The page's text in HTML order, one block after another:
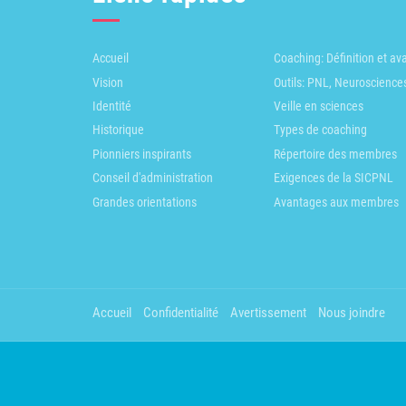
Accueil
Vision
Identité
Historique
Pionniers inspirants
Conseil d'administration
Grandes orientations
Coaching: Définition et
Outils: PNL,
Veille en sciences
Types de coaching
Répertoire des membres
Exigences de la SICPNL
Avantages aux membres
Accueil Confidentialité Avertissement Nous joindre